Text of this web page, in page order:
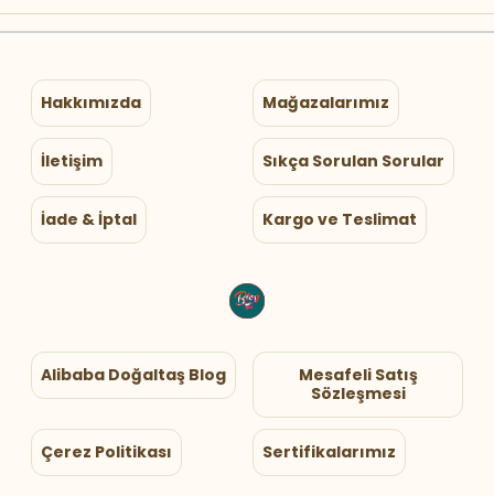
Hakkımızda Mağazalarımız
İletişim Sıkça Sorulan Sorular
İade & İptal Kargo ve Teslimat
Alibaba Doğaltaş Blog
Mesafeli Satış
Sözleşmesi
Çerez Politikası Sertifikalarımız